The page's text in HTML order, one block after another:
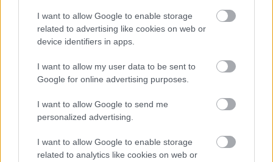
I want to allow Google to enable storage
related to advertising like cookies on web or
device identifiers in apps.
I want to allow my user data to be sent to
Google for online advertising purposes.
I want to allow Google to send me
personalized advertising.
I want to allow Google to enable storage
related to analytics like cookies on web or
FC-tőlBerecz Zsombor.
Itt állíthatod be, hogy a Csakfoci az elsők
között legyen a Google-találatokban
Tetszett a cikk? Megosztanád?
Link másolása Email küldés